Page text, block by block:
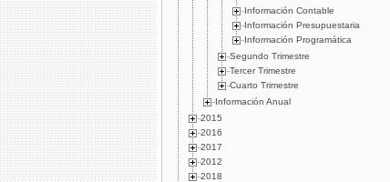
Información Contable
Información Presupuestaria
Información Programática
Segundo Trimestre
Tercer Trimestre
Cuarto Trimestre
Información Anual
2015
2016
2017
2012
2018